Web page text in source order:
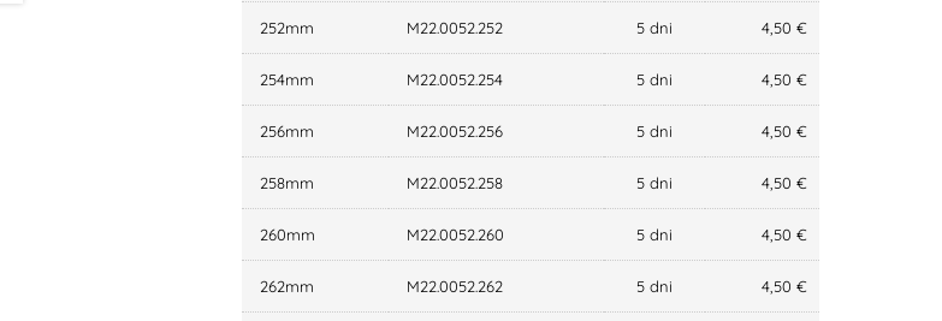
252mm M22.0052.252 5 dni 4,50 €
254mm M22.0052.254 5 dni 4,50 €
256mm M22.0052.256 5 dni 4,50 €
258mm M22.0052.258 5 dni 4,50 €
260mm M22.0052.260 5 dni 4,50 €
262mm M22.0052.262 5 dni 4,50 €